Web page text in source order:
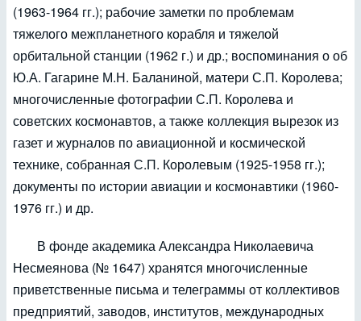
(1963-1964 гг.); рабочие заметки по проблемам
тяжелого межпланетного корабля и тяжелой
орбитальной станции (1962 г.) и др.; воспоминания о об
Ю.А. Гагарине М.Н. Баланиной, матери С.П. Королева;
многочисленные фотографии С.П. Королева и
советских космонавтов, а также коллекция вырезок из
газет и журналов по авиационной и космической
технике, собранная С.П. Королевым (1925-1958 гг.);
документы по истории авиации и космонавтики (1960-
1976 гг.) и др.
В фонде академика Александра Николаевича
Несмеянова (№ 1647) хранятся многочисленные
приветственные письма и телеграммы от коллективов
предприятий, заводов, институтов, международных